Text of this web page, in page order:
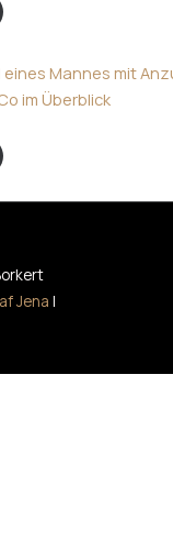
im Überblick
Jena |